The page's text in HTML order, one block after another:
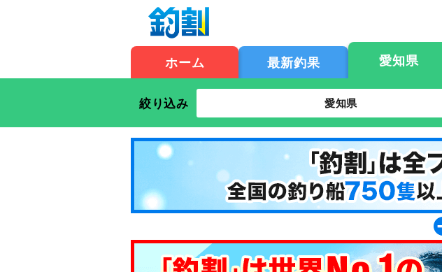
ホーム 最新釣果 愛知県
絞り込み 愛知県